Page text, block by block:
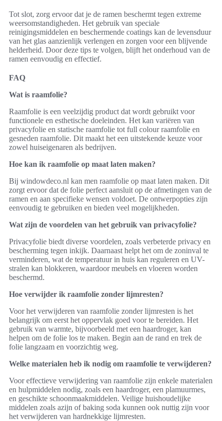
Tot slot, zorg ervoor dat je de ramen beschermt tegen extreme
weersomstandigheden. Het gebruik van speciale
reinigingsmiddelen en beschermende coatings kan de levensduur
van het glas aanzienlijk verlengen en zorgen voor een blijvende
helderheid. Door deze tips te volgen, blijft het onderhoud van de
ramen eenvoudig en effectief.
FAQ
Wat is raamfolie?
Raamfolie is een veelzijdig product dat wordt gebruikt voor
functionele en esthetische doeleinden. Het kan variëren van
privacyfolie en statische raamfolie tot full colour raamfolie en
gesneden raamfolie. Dit maakt het een uitstekende keuze voor
zowel huiseigenaren als bedrijven.
Hoe kan ik raamfolie op maat laten maken?
Bij windowdeco.nl kan men raamfolie op maat laten maken. Dit
zorgt ervoor dat de folie perfect aansluit op de afmetingen van de
ramen en aan specifieke wensen voldoet. De ontwerpopties zijn
eenvoudig te gebruiken en bieden veel mogelijkheden.
Wat zijn de voordelen van het gebruik van privacyfolie?
Privacyfolie biedt diverse voordelen, zoals verbeterde privacy en
bescherming tegen inkijk. Daarnaast helpt het om de zoninval te
verminderen, wat de temperatuur in huis kan reguleren en UV-
stralen kan blokkeren, waardoor meubels en vloeren worden
beschermd.
Hoe verwijder ik raamfolie zonder lijmresten?
Voor het verwijderen van raamfolie zonder lijmresten is het
belangrijk om eerst het oppervlak goed voor te bereiden. Het
gebruik van warmte, bijvoorbeeld met een haardroger, kan
helpen om de folie los te maken. Begin aan de rand en trek de
folie langzaam en voorzichtig weg.
Welke materialen heb ik nodig om raamfolie te verwijderen?
Voor effectieve verwijdering van raamfolie zijn enkele materialen
en hulpmiddelen nodig, zoals een haardroger, een plamuurmes,
en geschikte schoonmaakmiddelen. Veilige huishoudelijke
middelen zoals azijn of baking soda kunnen ook nuttig zijn voor
het verwijderen van hardnekkige lijmresten.